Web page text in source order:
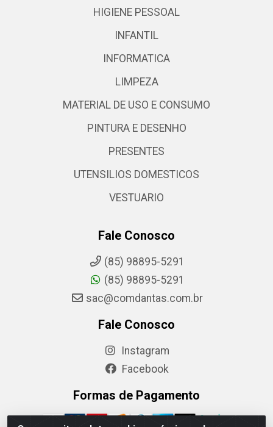
HIGIENE PESSOAL
INFANTIL
INFORMATICA
LIMPEZA
MATERIAL DE USO E CONSUMO
PINTURA E DESENHO
PRESENTES
UTENSILIOS DOMESTICOS
VESTUARIO
Fale Conosco
(85) 98895-5291
(85) 98895-5291
sac@comdantas.com.br
Fale Conosco
Instagram
Facebook
Formas de Pagamento